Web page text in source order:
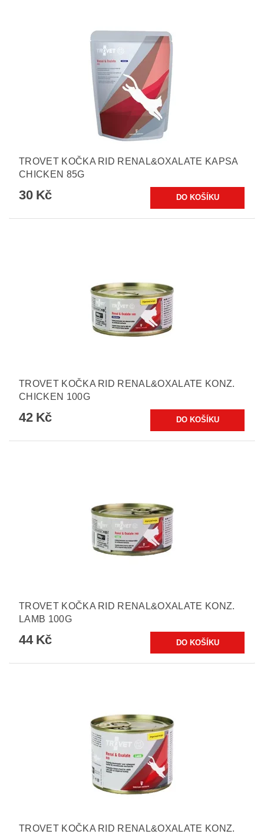
TROVET KOČKA RID RENAL&OXALATE KAPSA
CHICKEN 85G
30 Kč
TROVET KOČKA RID RENAL&OXALATE KONZ.
CHICKEN 100G
42 Kč
TROVET KOČKA RID RENAL&OXALATE KONZ.
LAMB 100G
44 Kč
TROVET KOČKA RID RENAL&OXALATE KONZ.